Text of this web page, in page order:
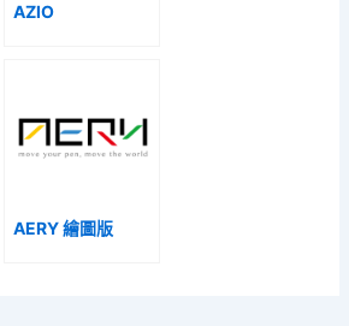
AZIO
AERY 繪圖版